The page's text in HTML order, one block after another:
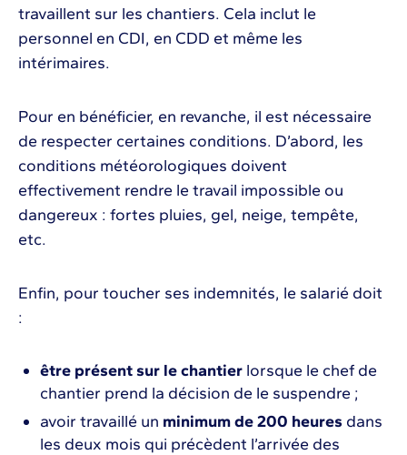
travaillent sur les chantiers. Cela inclut le
personnel en CDI, en CDD et même les
intérimaires.
Pour en bénéficier, en revanche, il est nécessaire
de respecter certaines conditions. D’abord, les
conditions météorologiques doivent
effectivement rendre le travail impossible ou
dangereux : fortes pluies, gel, neige, tempête,
etc.
Enfin, pour toucher ses indemnités, le salarié doit
:
être présent sur le chantier lorsque le chef de
chantier prend la décision de le suspendre ;
avoir travaillé un minimum de 200 heures dans
les deux mois qui précèdent l’arrivée des